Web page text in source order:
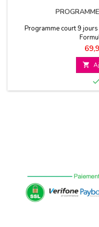
Programme court 9
Prix
